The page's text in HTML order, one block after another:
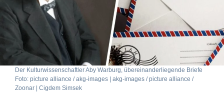
Der Kulturwissenschaftler Aby Warburg, übereinanderliegende Briefe
Foto: picture alliance / akg-images | akg-images / picture alliance /
Zoonar | Cigdem Simsek